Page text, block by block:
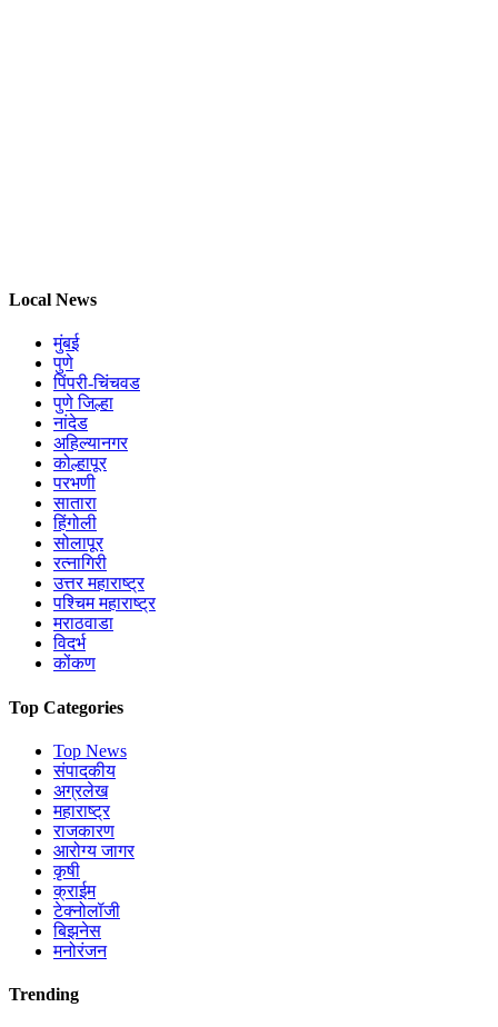
Local News
मुंबई
पुणे
पिंपरी-चिंचवड
पुणे जिल्हा
नांदेड
अहिल्यानगर
कोल्हापूर
परभणी
सातारा
हिंगोली
सोलापूर
रत्नागिरी
उत्तर महाराष्ट्र
पश्चिम महाराष्ट्र
मराठवाडा
विदर्भ
कोंकण
Top Categories
Top News
संपादकीय
अग्रलेख
महाराष्ट्र
राजकारण
आरोग्य जागर
कृषी
क्राईम
टेक्नोलॉजी
बिझनेस
मनोरंजन
Trending